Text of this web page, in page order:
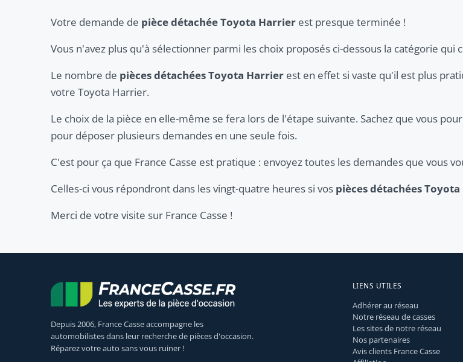
Votre demande de pièce détachée Toyota Harrier est presque terminée !
Vous n'avez plus qu'à sélectionner parmi les choix proposés ci-dessous la catégorie qui
Le nombre de pièces détachées Toyota Harrier est en effet si vaste qu'il est plus
votre Toyota Harrier.
Le choix de la pièce en elle-même se fera lors de l'étape suivante. Sachez que vous
pour déposer plusieurs demandes en une seule fois.
C'est pour ça que France Casse est pratique : envoyez toutes les demandes que vous
Celles-ci vous répondront dans les vingt-quatre heures si vos pièces détachées
Merci de votre visite sur France Casse !
Depuis 2006, France Casse accompagne les
automobilistes dans leur recherche de pièces d'occasion.
Réparez votre auto sans vous ruiner !
LIENS UTILES
Adhérer au réseau
Notre réseau de casses
Les sites de notre réseau
Nos partenaires
Avis clients France Casse